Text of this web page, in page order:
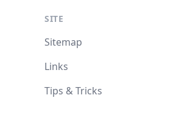
SITE
Sitemap
Links
Tips & Tricks